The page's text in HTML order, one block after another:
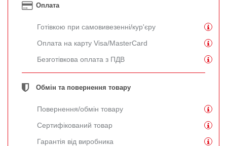
Оплата
Готівкою при самовивезенні/кур'єру
Оплата на карту Visa/MasterCard
Безготівкова оплата з ПДВ
Обмін та повернення товару
Повернення/обмін товару
Сертифікований товар
Гарантія від виробника